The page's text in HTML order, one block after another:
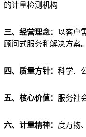
的计量检测机构
三、 经营理念： 以客户
顾问式服务和解决方案。
四、 质量方针： 科学、
五、 核心价值： 服务社
六、 计量精神： 度万物